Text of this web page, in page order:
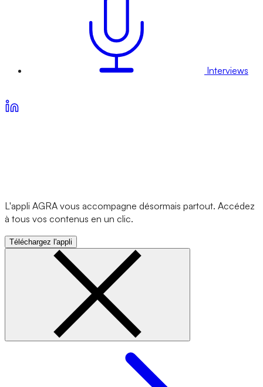
Interviews
L'appli AGRA vous accompagne désormais partout. Accédez
à tous vos contenus en un clic.
Téléchargez l'appli